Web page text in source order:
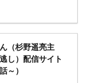
（杉野遥亮主
し）配信サイト
～）